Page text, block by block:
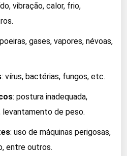
vibração, calor, frio,
gases, vapores, névoas,
: vírus, bactérias, fungos, etc.
: postura inadequada,
de peso.
: uso de máquinas perigosas,
entre outros.